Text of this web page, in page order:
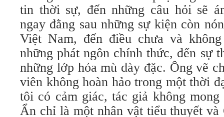
tin thời sự, đến những câu hỏi sẽ
ngay đằng sau những sự kiện còn
Việt Nam, đến điều chưa và
những phát ngôn chính thức, đến sự
những lớp hỏa mù dày đặc. Ông vẽ
viên không hoàn hảo trong một thời
tôi có cảm giác, tác giả không
Ẩn chỉ là một nhân vật tiểu thuyết